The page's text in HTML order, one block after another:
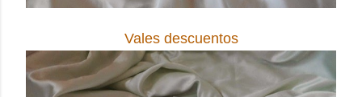
Vales descuentos